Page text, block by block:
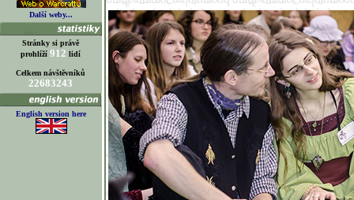
Další weby...
Stránky si právě
prohlíží 912 lidí
Celkem návštěvníků
22683243
English version here